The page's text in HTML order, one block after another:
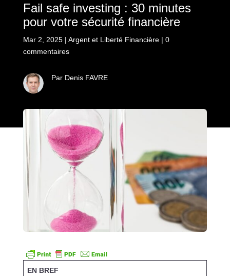
Fail safe investing : 30 minutes
pour votre sécurité financière
Mar 2, 2025| Argent et Liberté Financière| 0
commentaires
Par Denis FAVRE
EN BREF